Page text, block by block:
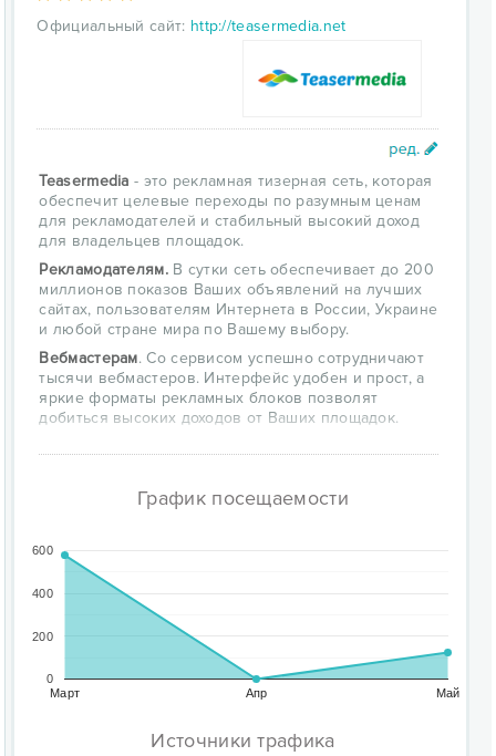
Официальный сайт: http://teasermedia.net
Teasermedia - это рекламная тизерная сеть, которая
обеспечит целевые переходы по разумным ценам
для рекламодателей и стабильный высокий доход
для владельцев площадок.
Рекламодателям.В сутки сеть обеспечивает до 200
миллионов показов Ваших объявлений на лучших
сайтах, пользователям Интернета в России, Украине
и любой стране мира по Вашему выбору.
Вебмастерам. Со сервисом успешно сотрудничают
тысячи вебмастеров. Интерфейс удобен и прост, а
яркие форматы рекламных блоков позволят
добиться высоких доходов от Ваших площадок.
График посещаемости
Март Апр Май
0
200
400
600
Источники трафика